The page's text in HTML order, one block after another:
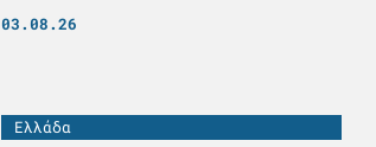
03.08.26
Ελλάδα